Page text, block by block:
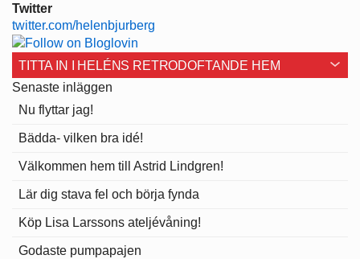
Twitter
twitter.com/helenbjurberg
TITTA IN I HELÉNS RETRODOFTANDE HEM
Senaste inläggen
Nu flyttar jag!
Bädda- vilken bra idé!
Välkommen hem till Astrid Lindgren!
Lär dig stava fel och börja fynda
Köp Lisa Larssons ateljévåning!
Godaste pumpapajen